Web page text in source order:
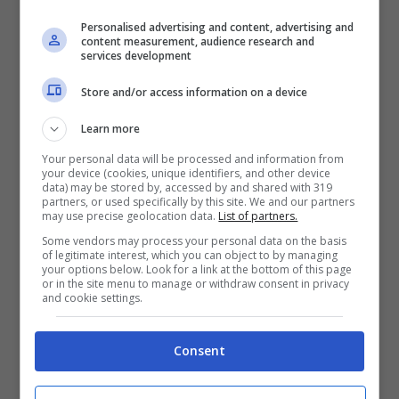
Leggi anche ——>Vite al Limite, che fine hanno
fatto le gemelle Brandi e Kandi: oggi
irriconoscibili
Una nuova fiamma per
Personalised advertising and content, advertising and
content measurement, audience research and
services development
Store and/or access information on a device
Learn more
Your personal data will be processed and information from
your device (cookies, unique identifiers, and other device
data) may be stored by, accessed by and shared with 319
partners, or used specifically by this site. We and our partners
may use precise geolocation data. List of partners.
Some vendors may process your personal data on the basis
of legitimate interest, which you can object to by managing
your options below. Look for a link at the bottom of this page
or in the site menu to manage or withdraw consent in privacy
and cookie settings.
Consent